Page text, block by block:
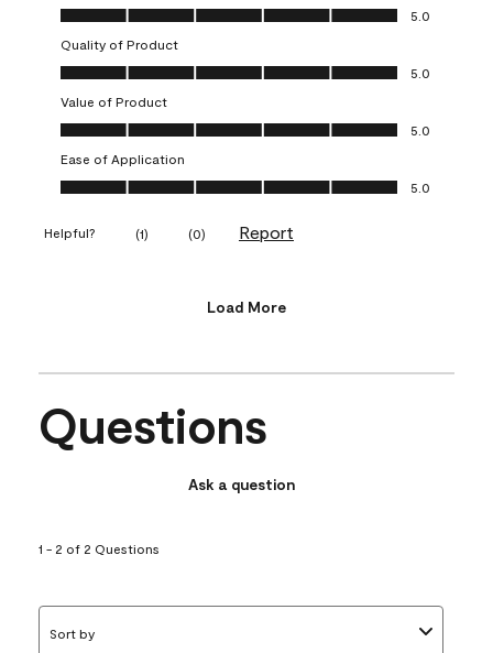
Overall Appearance, 5.0 out of 5
5.0
Quality of Product
Quality of Product, 5.0 out of 5
5.0
Value of Product
Value of Product, 5.0 out of 5
5.0
Ease of Application
Ease of Application, 5.0 out of 5
5.0
Helpful? (1) (0) Report
Load More
Questions
Ask a question
1 - 2 of 2 Questions
Sort by